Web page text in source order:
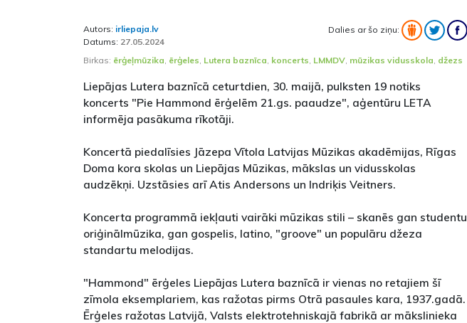
Autors: irliepaja.lv
Datums: 27.05.2024
Dalies ar šo ziņu:
Birkas: ērģeļmūzika ērģeles Lutera baznīca koncerts LMMDV mūzikas vidusskola džezs
Liepājas Lutera baznīcā ceturtdien, 30. maijā, pulksten 19 notiks
koncerts "Pie Hammond ērģelēm 21.gs. paaudze", aģentūru LETA
informēja pasākuma rīkotāji.
Koncertā piedalīsies Jāzepa Vītola Latvijas Mūzikas akadēmijas, Rīgas
Doma kora skolas un Liepājas Mūzikas, mākslas un vidusskolas
audzēkņi. Uzstāsies arī Atis Andersons un Indriķis Veitners.
Koncerta programmā iekļauti vairāki mūzikas stili – skanēs gan studentu
oriģinālmūzika, gan gospelis, latino, "groove" un populāru džeza
standartu melodijas.
"Hammond" ērģeles Liepājas Lutera baznīcā ir vienas no retajiem šī
zīmola eksemplariem, kas ražotas pirms Otrā pasaules kara, 1937.gadā.
Ērģeles ražotas Latvijā, Valsts elektrotehniskajā fabrikā ar mākslinieka